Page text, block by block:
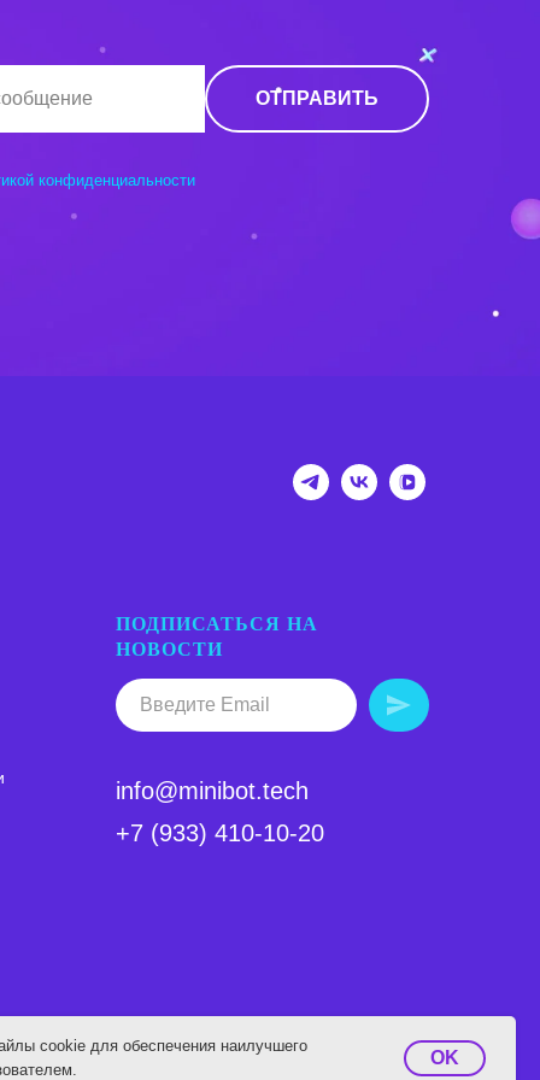
ОТПРАВИТЬ
конфиденциальности
cookie для обеспечения наилучшего
OK
ПОДПИСАТЬСЯ НА
НОВОСТИ
info@minibot.tech
+7 (933) 410-10-20